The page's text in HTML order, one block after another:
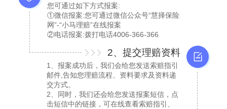
您可通过如下方式报案:
①微信报案:您可通过微信公众号“慧择保险
网”-“小马理赔”在线报案
②电话报案:拨打电话4006-366-366
2、提交理赔资料
1、报案成功后，我们会给您发送索赔指引
邮件,告知您理赔流程、资料要求及资料递
交方式。
2、同时，我们还会给您发送报案短信，点
击短信中的链接，可在线查看索赔指引、